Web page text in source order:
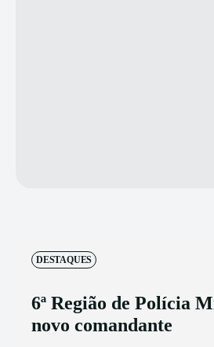
DESTAQUES
6ª Região de Polícia
novo comandante